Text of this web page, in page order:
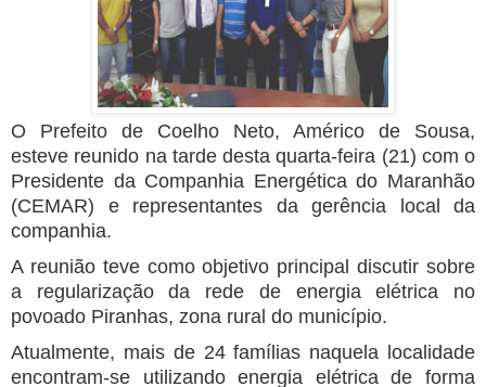
O Prefeito de Coelho Neto, Américo de Sousa,
esteve reunido na tarde desta quarta-feira (21) com o
Presidente da Companhia Energética do Maranhão
(CEMAR) e representantes da gerência local da
companhia.
A reunião teve como objetivo principal discutir sobre
a regularização da rede de energia elétrica no
povoado Piranhas, zona rural do município.
Atualmente, mais de 24 famílias naquela localidade
encontram-se utilizando energia elétrica de forma